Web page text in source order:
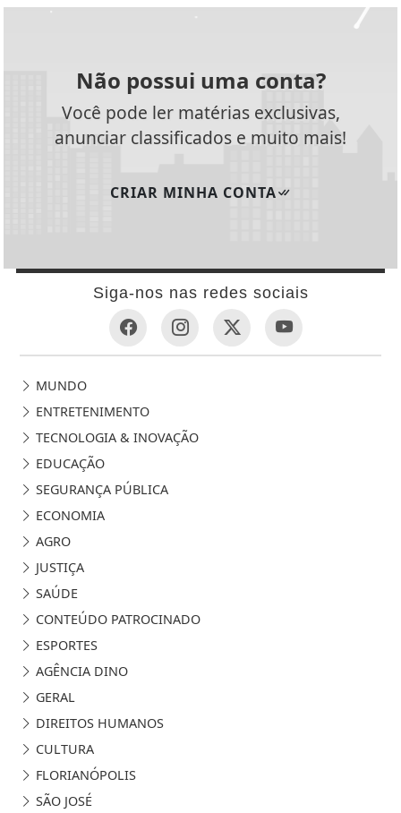
Não possui uma conta?
Você pode ler matérias exclusivas,
anunciar classificados e muito mais!
CRIAR MINHA CONTA
Siga-nos nas redes sociais
MUNDO
ENTRETENIMENTO
TECNOLOGIA & INOVAÇÃO
EDUCAÇÃO
SEGURANÇA PÚBLICA
ECONOMIA
AGRO
JUSTIÇA
SAÚDE
CONTEÚDO PATROCINADO
ESPORTES
AGÊNCIA DINO
GERAL
DIREITOS HUMANOS
CULTURA
FLORIANÓPOLIS
SÃO JOSÉ